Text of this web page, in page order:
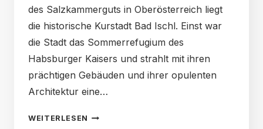
des Salzkammerguts in Oberösterreich liegt
die historische Kurstadt Bad Ischl. Einst war
die Stadt das Sommerrefugium des
Habsburger Kaisers und strahlt mit ihren
prächtigen Gebäuden und ihrer opulenten
Architektur eine…
WEITERLESEN 7